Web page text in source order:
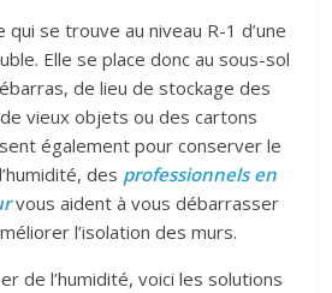
qui se trouve au niveau R-1 d’une
Elle se place donc au sous-sol
de lieu de stockage des
vieux objets ou des cartons
également pour conserver le
des professionnels en
vous aident à vous débarrasser
l’isolation des murs.
de l’humidité, voici les solutions